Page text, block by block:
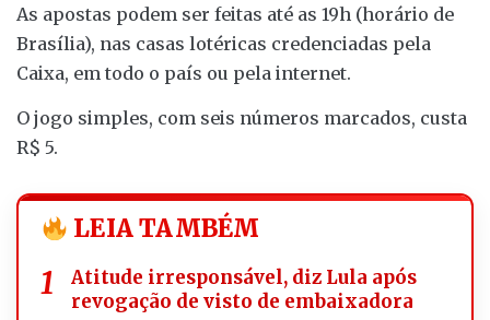
As apostas podem ser feitas até as 19h (horário de
Brasília), nas casas lotéricas credenciadas pela
Caixa, em todo o país ou pela internet.
O jogo simples, com seis números marcados, custa
R$ 5.
LEIA TAMBÉM
Atitude irresponsável, diz Lula após
revogação de visto de embaixadora